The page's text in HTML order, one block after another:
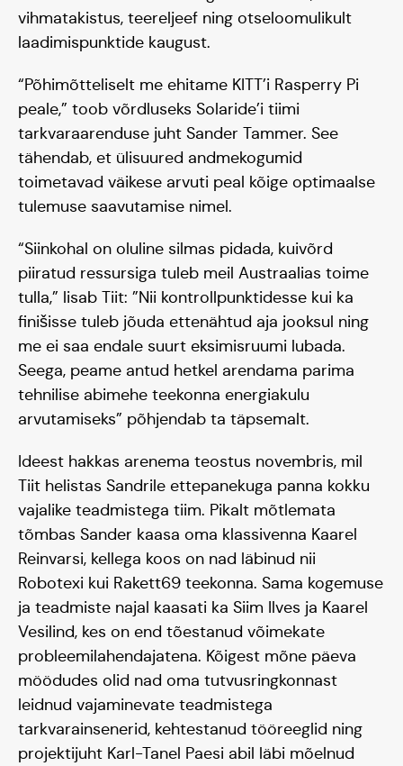
vihmatakistus, teereljeef ning otseloomulikult
laadimispunktide kaugust.
“Põhimõtteliselt me ehitame KITT’i Rasperry Pi
peale,” toob võrdluseks Solaride’i tiimi
tarkvaraarenduse juht Sander Tammer. See
tähendab, et ülisuured andmekogumid
toimetavad väikese arvuti peal kõige optimaalse
tulemuse saavutamise nimel.
“Siinkohal on oluline silmas pidada, kuivõrd
piiratud ressursiga tuleb meil Austraalias toime
tulla,” lisab Tiit: ”Nii kontrollpunktidesse kui ka
finišisse tuleb jõuda ettenähtud aja jooksul ning
me ei saa endale suurt eksimisruumi lubada.
Seega, peame antud hetkel arendama parima
tehnilise abimehe teekonna energiakulu
arvutamiseks” põhjendab ta täpsemalt.
Ideest hakkas arenema teostus novembris, mil
Tiit helistas Sandrile ettepanekuga panna kokku
vajalike teadmistega tiim. Pikalt mõtlemata
tõmbas Sander kaasa oma klassivenna Kaarel
Reinvarsi, kellega koos on nad läbinud nii
Robotexi kui Rakett69 teekonna. Sama kogemuse
ja teadmiste najal kaasati ka Siim Ilves ja Kaarel
Vesilind, kes on end tõestanud võimekate
probleemilahendajatena. Kõigest mõne päeva
möödudes olid nad oma tutvusringkonnast
leidnud vajaminevate teadmistega
tarkvarainsenerid, kehtestanud tööreeglid ning
projektijuht Karl-Tanel Paesi abil läbi mõelnud